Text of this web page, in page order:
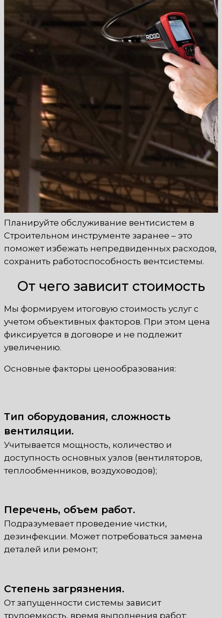
Планируйте обслуживание вентисистем в
Строительном инструменте заранее – это
поможет избежать непредвиденных расходов,
сохранить работоспособность вентсистемы.
От чего зависит стоимость
Мы формируем итоговую стоимость услуг с
учетом объективных факторов. При этом цена
фиксируется в договоре и не подлежит
увеличению.
Основные факторы ценообразования:
Тип оборудования, сложность
вентиляции.
Учитывается мощность, количество и
доступность основных узлов (вентиляторов,
теплообменников, воздуховодов);
Перечень, объем работ.
Подразумевает проведение чистки,
дезинфекции. Может потребоваться замена
деталей или ремонт;
Степень загрязнения.
От запущенности системы зависит
трудоемкость, время выполнения работ;